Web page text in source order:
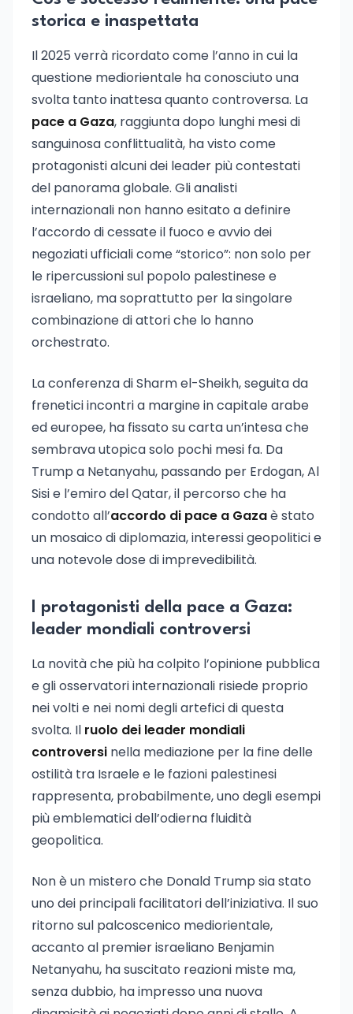
storica e inaspettata
Il 2025 verrà ricordato come l’anno in cui la
questione mediorientale ha conosciuto una
svolta tanto inattesa quanto controversa. La
pace a Gaza, raggiunta dopo lunghi mesi di
sanguinosa conflittualità, ha visto come
protagonisti alcuni dei leader più contestati
del panorama globale. Gli analisti
internazionali non hanno esitato a definire
l’accordo di cessate il fuoco e avvio dei
negoziati ufficiali come “storico”: non solo per
le ripercussioni sul popolo palestinese e
israeliano, ma soprattutto per la singolare
combinazione di attori che lo hanno
orchestrato.
La conferenza di Sharm el-Sheikh, seguita da
frenetici incontri a margine in capitale arabe
ed europee, ha fissato su carta un’intesa che
sembrava utopica solo pochi mesi fa. Da
Trump a Netanyahu, passando per Erdogan, Al
Sisi e l’emiro del Qatar, il percorso che ha
condotto all’accordo di pace a Gazaè stato
un mosaico di diplomazia, interessi geopolitici e
una notevole dose di imprevedibilità.
I protagonisti della pace a Gaza:
leader mondiali controversi
La novità che più ha colpito l’opinione pubblica
e gli osservatori internazionali risiede proprio
nei volti e nei nomi degli artefici di questa
svolta. Il ruolo dei leader mondiali
controversi nella mediazione per la fine delle
ostilità tra Israele e le fazioni palestinesi
rappresenta, probabilmente, uno degli esempi
più emblematici dell’odierna fluidità
geopolitica.
Non è un mistero che Donald Trump sia stato
uno dei principali facilitatori dell’iniziativa. Il suo
ritorno sul palcoscenico mediorientale,
accanto al premier israeliano Benjamin
Netanyahu, ha suscitato reazioni miste ma,
senza dubbio, ha impresso una nuova